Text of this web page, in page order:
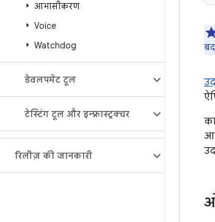
आभासीकरण
Voice
Watchdog
डेवलपमेंट टूल
टेस्टिंग टूल और इन्फ़्रास्ट्रक्चर
रिलीज़ की जानकारी